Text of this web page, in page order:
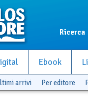
Ricerca
Ebook
arrivi Per editore